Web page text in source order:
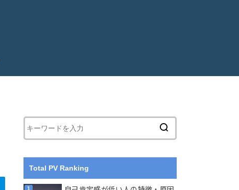
Total PV Ranking